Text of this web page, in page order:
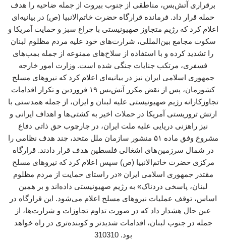
برقراری آتش‌بس، مناطقی از جنوب بیروت از جمله ضاحیه را هدف
حمله قرار داد. فرمانده قرارگاه حضرت خاتم‌الانبیا (ص) در بیانیه‌ای
اعلام کرد که رژیم متجاوز صهیونیستی با چراغ سبز و حمایت آمریکا و
سکوت مجامع بین‌المللی، شرارت‌های خود علیه مردم مظلوم لبنان
را تشدید کرده و با استفاده از سلاح‌های ممنوعه از جمله بمب‌های
فسفری، مرتکب جنایات جنگی شده است. وزارت امور خارجه
جمهوری اسلامی ایران نیز در بیانیه‌ای اعلام کرد که نیروهای مسلح
کشورمان، پس از نقض مکرر آتش‌بس ۱۹ فروردین و تکرار اقدامات
تجاوزکارانه رژیم صهیونیستی علیه لبنان و ایران، از جمله همدستی با
ارتش تروریستی آمریکا در حملات اخیر به کشتی‌ها و اهداف ایرانی و
نیز راهزنی دریایی علیه ملت ایران، در چارچوب حق ذاتی دفاع
مشروع وفق ماده ۵۱ منشور سازمان ملل متحد، چند هدف نظامی را
در شمال سرزمین‌های اشغالی فلسطین هدف قرار دادند. قرارگاه
مرکزی حضرت خاتم‌الانبیا (ص) سپس اعلام کرد که نیروهای مسلح
مقتدر جمهوری اسلامی ایران «در راستای حمایت از مردم مظلوم
لبنان، پاسخی دردناک» به رژیم صهیونیستی داده‌اند و بر همین
اساس، توقف عملیات نیروهای مسلح اعلام می‌شود. این قرارگاه در
عین حال هشدار داد که در صورت تداوم تجاوزات و شرارت‌ها، از
جمله در جنوب لبنان، اقدامات شدیدتر و کوبنده‌تری در راه خواهد
بود. 310310